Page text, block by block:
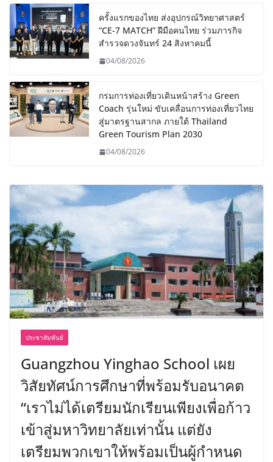
ครั้งแรกของไทย ส่งอุปกรณ์วิทยาศาสตร์
“CE-7 MATCH” ฝีมือคนไทย ร่วมภารกิจ
สำรวจดวงจันทร์ 24 สิงหาคมนี้
04/08/2026
กรมการท่องเที่ยวเดินหน้าสร้าง Green
Coach รุ่นใหม่ ขับเคลื่อนการท่องเที่ยวไทย
สู่มาตรฐานสากล ภายใต้ Thailand
Green Tourism Plan 2030
04/08/2026
ประชาสัมพันธ์
Guangzhou Yinghao School เผย
วิสัยทัศน์การศึกษาที่พร้อมรับอนาคต
“เราไม่ได้เตรียมนักเรียนเพียงเพื่อก้าว
เข้าสู่มหาวิทยาลัยเท่านั้น แต่ยัง
เตรียมพวกเขาให้พร้อมเป็นผู้กำหนด